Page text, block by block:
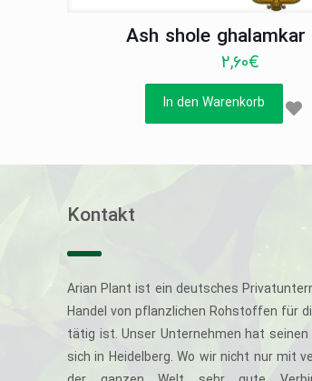
Ash shole
2,60€
In den Warenkorb
Kontakt
Arian Plant ist ein deutsches
Handel von pflanzlichen Rohstoffen für
tätig ist. Unser Unternehmen hat
sich in Heidelberg. Wo wir nicht nur mit